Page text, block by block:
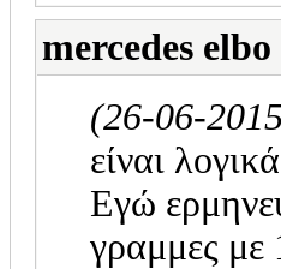
mercedes elbo
(26-06-
είναι
Εγώ
γραμμες με